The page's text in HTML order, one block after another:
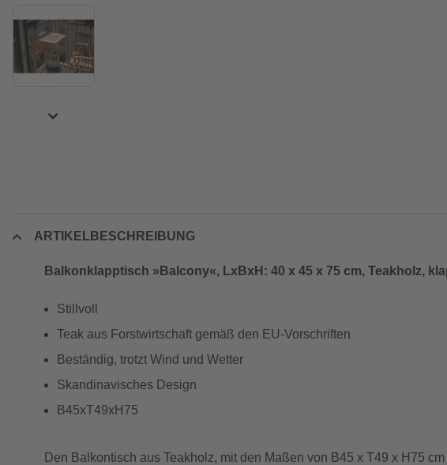
ARTIKELBESCHREIBUNG
Balkonklapptisch »Balcony«, LxBxH: 40 x 45 x 75 cm, Teakholz,
Stillvoll
Teak aus Forstwirtschaft gemäß den EU-Vorschriften
Beständig, trotzt Wind und Wetter
Skandinavisches Design
B45xT49xH75
Den Balkontisch aus Teakholz, mit den Maßen von B45 x T49 x H75